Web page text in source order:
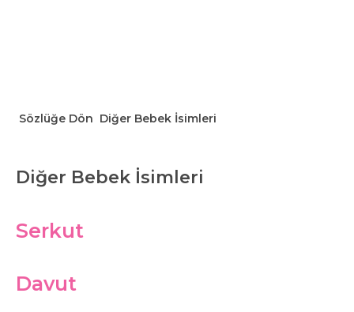
Sözlüğe Dön Diğer Bebek İsimleri
Diğer Bebek İsimleri
Serkut
Davut